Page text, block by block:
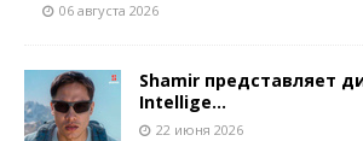
06 августа 2026
Shamir представляет
Intellige...
22 июня 2026